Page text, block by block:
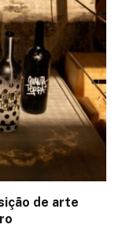
de arte